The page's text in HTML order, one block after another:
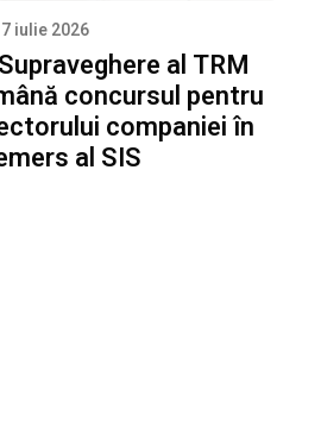
iulie 2026
al TRM
concursul pentru
companiei în
al SIS